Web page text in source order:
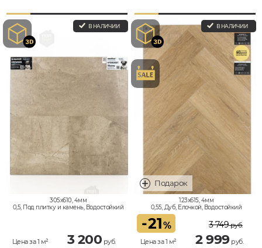
В НАЛИЧИИ
305x610, 4мм
0,5, Под плитку и камень, Водостойкий
Цена за 1 м² 3 200 руб.
В НАЛИЧИИ
123x615, 4мм
0,55, Дуб, Елочкой, Водостойкий
-21%
Цена за 1 м²
3 749руб.
2 999руб.